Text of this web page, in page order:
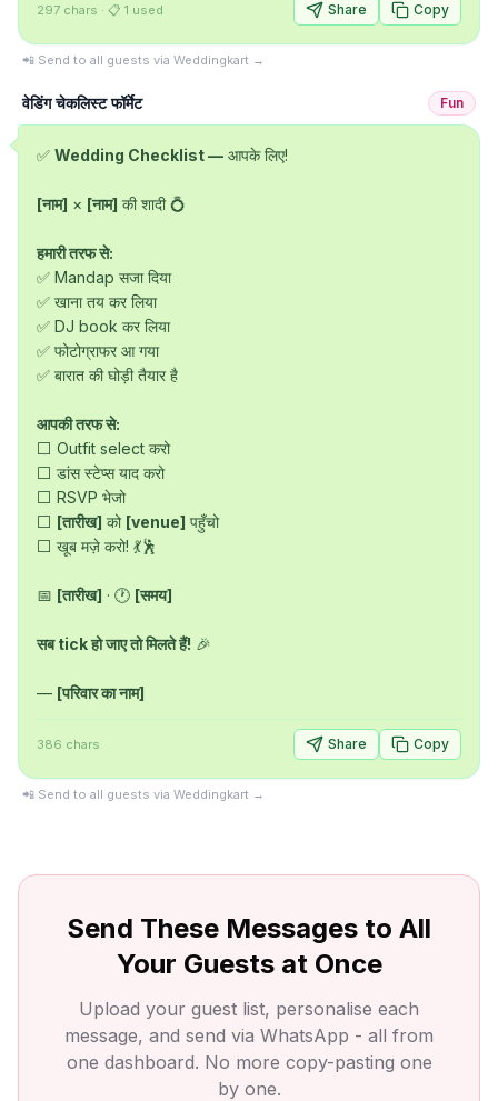
297 chars · 📋 1 used Share Copy
📲 Send to all guests via Weddingkart →
वेडिंग चेकलिस्ट फॉर्मेट Fun
✅ Wedding Checklist — आपके लिए!
[नाम] × [नाम] की शादी 💍
हमारी तरफ से:
✅ Mandap सजा दिया
✅ खाना तय कर लिया
✅ DJ book कर लिया
✅ फोटोग्राफर आ गया
✅ बारात की घोड़ी तैयार है
आपकी तरफ से:
⬜ Outfit select करो
⬜ डांस स्टेप्स याद करो
⬜ RSVP भेजो
⬜ [तारीख] को [venue] पहुँचो
⬜ खूब मज़े करो! 💃🕺
📅 [तारीख] · 🕐 [समय]
सब tick हो जाए तो मिलते हैं! 🎉
— [परिवार का नाम]
386 chars Share Copy
📲 Send to all guests via Weddingkart →
Send These Messages to All
Your Guests at Once
Upload your guest list, personalise each
message, and send via WhatsApp - all from
one dashboard. No more copy-pasting one
by one.